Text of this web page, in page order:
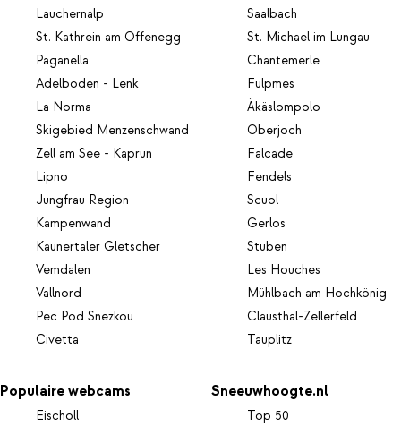
Lauchernalp
St. Kathrein am Offenegg
Paganella
Adelboden - Lenk
La Norma
Skigebied Menzenschwand
Zell am See - Kaprun
Lipno
Jungfrau Region
Kampenwand
Kaunertaler Gletscher
Vemdalen
Vallnord
Pec Pod Snezkou
Civetta
Saalbach
St. Michael im Lungau
Chantemerle
Fulpmes
Äkäslompolo
Oberjoch
Falcade
Fendels
Scuol
Gerlos
Stuben
Les Houches
Mühlbach am Hochkönig
Clausthal-Zellerfeld
Tauplitz
Populaire webcams
Eischoll
Sneeuwhoogte.nl
Top 50